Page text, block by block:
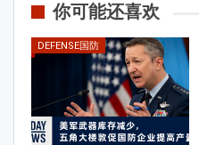
你可能还喜欢
DEFENSE国防